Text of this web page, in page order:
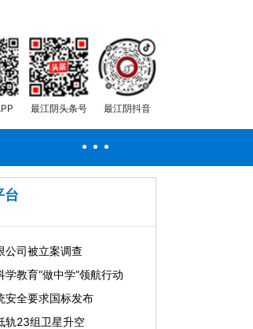
最江阴头条号 最江阴抖音
台
公司被立案调查
学教育“做中学”领航行动
安全要求国标发布
轨23组卫星升空